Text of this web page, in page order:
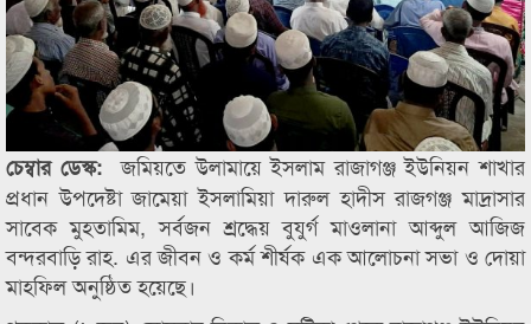
চেম্বার ডেস্ক:জমিয়তে উলামায়ে ইসলাম রাজাগঞ্জ ইউনিয়ন শাখার
প্রধান উপদেষ্টা জামেয়া ইসলামিয়া দারুল হাদীস রাজগঞ্জ মাদ্রাসার
সাবেক মুহতামিম, সর্বজন শ্রদ্ধেয় বুযুর্গ মাওলানা আব্দুল আজিজ
বন্দরবাড়ি রাহ. এর জীবন ও কর্ম শীর্ষক এক আলোচনা সভা ও দোয়া
মাহফিল অনুষ্ঠিত হয়েছে।